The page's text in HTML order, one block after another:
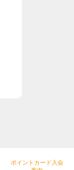
ポイントカード入会